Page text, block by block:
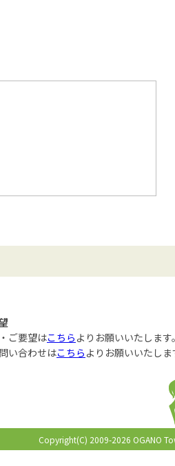
ご要望はこちら よりお願いいたします。
い合わせはこちら よりお願いいたしま
Copyright(C) 2009-2026 OGANO